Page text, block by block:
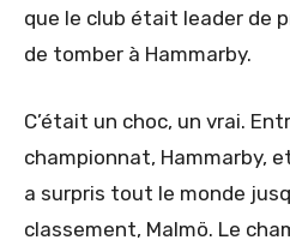
que le club était leader de
de tomber à Hammarby.
C’était un choc, un vrai.
championnat, Hammarby,
a surpris tout le monde
classement, Malmö. Le